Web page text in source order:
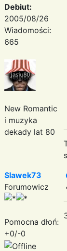
Debiut:
2005/08/26
Wiadomości:
665
New Romantic
i muzyka
dekady lat 80
Slawek73
Forumowicz
Pomocna dłoń:
+0/-0